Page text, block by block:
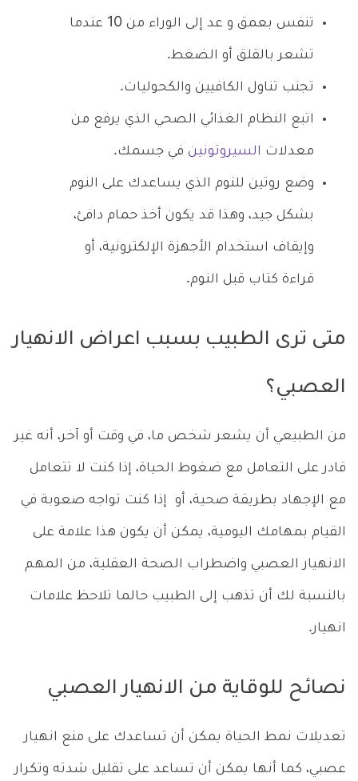
تنفس بعمق و عد إلى الوراء من 10 عندما
تشعر بالقلق أو الضغط.
تجنب تناول الكافيين والكحوليات.
اتبع النظام الغذائي الصحي الذي يرفع من
معدلات السيروتونين في جسمك.
وضع روتين للنوم الذي يساعدك على النوم
بشكل جيد، وهذا قد يكون أخذ حمام دافئ،
وإيقاف استخدام الأجهزة الإلكترونية، أو
قراءة كتاب قبل النوم.
متى ترى الطبيب بسبب اعراض الانهيار
العصبي؟
من الطبيعي أن يشعر شخص ما، في وقت أو آخر، أنه غير
قادر على التعامل مع ضغوط الحياة، إذا كنت لا تتعامل
مع الإجهاد بطريقة صحية، أو إذا كنت تواجه صعوبة في
القيام بمهامك اليومية، يمكن أن يكون هذا علامة على
الانهيار العصبي واضطراب الصحة العقلية، من المهم
بالنسبة لك أن تذهب إلى الطبيب حالما تلاحظ علامات
انهيار.
نصائح للوقاية من الانهيار العصبي
تعديلات نمط الحياة يمكن أن تساعدك على منع انهيار
عصبي، كما أنها يمكن أن تساعد على تقليل شدته وتكرار